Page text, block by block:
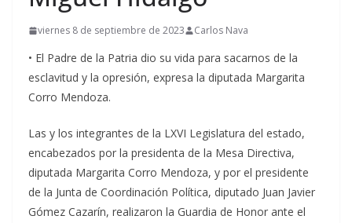
viernes 8 de septiembre de 2023 Carlos Nava
• El Padre de la Patria dio su vida para sacarnos de la
esclavitud y la opresión, expresa la diputada Margarita
Corro Mendoza.
Las y los integrantes de la LXVI Legislatura del estado,
encabezados por la presidenta de la Mesa Directiva,
diputada Margarita Corro Mendoza, y por el presidente
de la Junta de Coordinación Política, diputado Juan Javier
Gómez Cazarín, realizaron la Guardia de Honor ante el